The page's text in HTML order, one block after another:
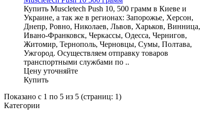
Купить Muscletech Push 10, 500 грамм в Киеве и
Украине, а так же в регионах: Запорожье, Херсон,
Днепр, Ровно, Николаев, Львов, Харьков, Винница,
Ивано-Франковск, Черкассы, Одесса, Чернигов,
Житомир, Тернополь, Черновцы, Сумы, Полтава,
Ужгород. Осуществляем отправку товаров
транспортными службами по ..
Цену уточняйте
Купить
Показано с 1 по 5 из 5 (страниц: 1)
Категории